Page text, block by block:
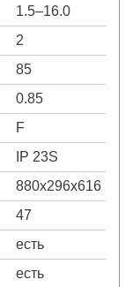
1.5–16.0
2
85
0.85
F
IP 23S
880х296х616
47
есть
есть